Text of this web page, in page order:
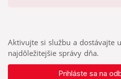
Aktivujte si službu a dostávajte
najdôležitejšie správy dňa.
Prihláste sa na